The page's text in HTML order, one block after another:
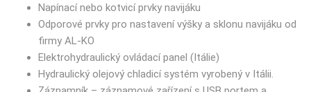
Napínací nebo kotvicí prvky navijáku
Odporové prvky pro nastavení výšky a sklonu navijáku od
firmy AL-KO
Elektrohydraulický ovládací panel (Itálie)
Hydraulický olejový chladicí systém vyrobený v Itálii.